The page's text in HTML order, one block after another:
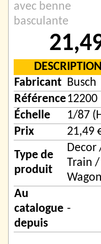
avec benne
basculante
Fabricant Busch
Référence12200
Échelle
1/87
Prix
21,49
Type de
produit
Decor
Train /
Au
catalogue
depuis
-